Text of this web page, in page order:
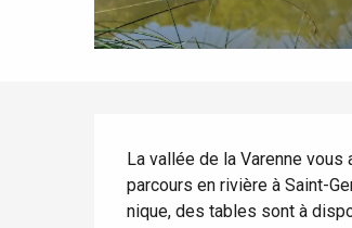
Dieppe
La vallée de la Varenne
parcours en rivière à Saint-
nique, des tables sont à